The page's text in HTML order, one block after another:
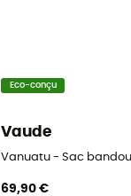
Eco-conçu
Vaude
Vanuatu - Sac
69,90 €